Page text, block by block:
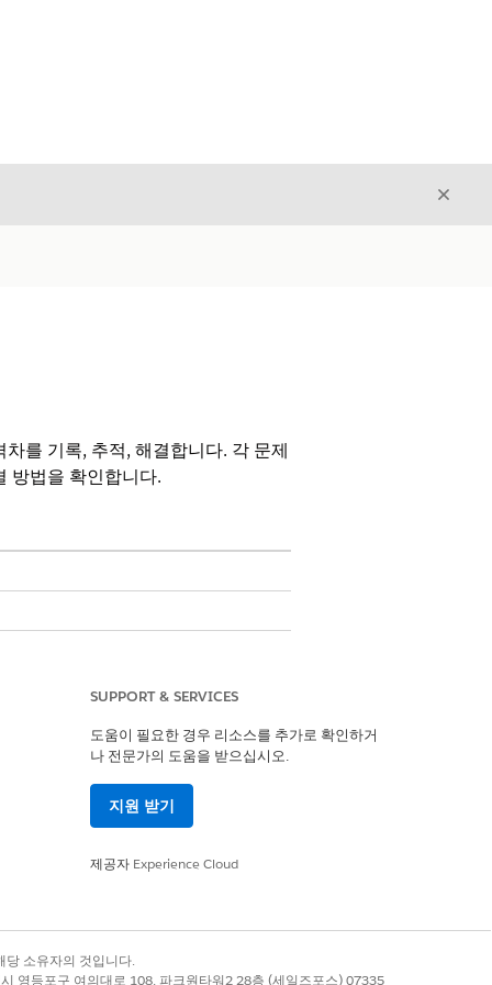
닫기
를 기록, 추적, 해결합니다. 각 문제
방법을 확인합니다.
연결합니다.
SUPPORT & SERVICES
도움이 필요한 경우 리소스를 추가로 확인하거
나 전문가의 도움을 받으십시오.
지원 받기
제공자 Experience Cloud
소유자의 것입니다.
영등포구 여의대로 108, 파크원타워2 28층 (세일즈포스) 07335